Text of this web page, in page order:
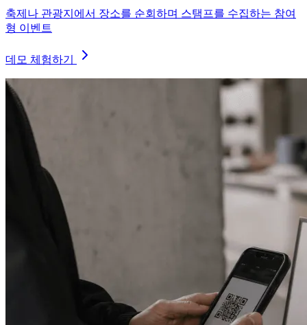
축제나 관광지에서 장소를 순회하며 스탬프를 수집하는 참여
형 이벤트
데모 체험하기